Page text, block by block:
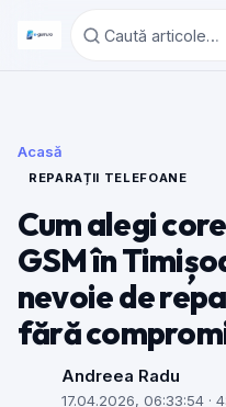
Acasă
REPARAȚII TELEFOANE
Cum alegi
GSM în
nevoie de
fără
Andreea Radu
17.04.2026, 06:33:54·